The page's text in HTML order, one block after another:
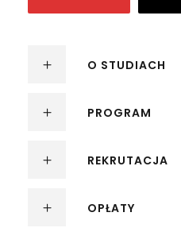
O STUDIACH
PROGRAM
REKRUTACJA
OPŁATY